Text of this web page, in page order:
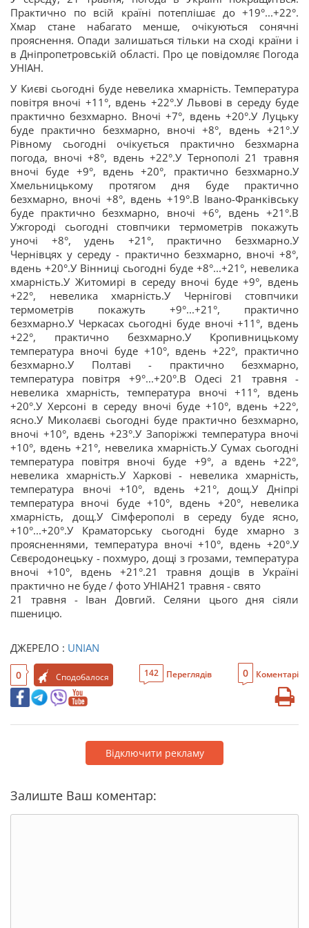
Практично по всій країні потеплішає до +19°...+22°.
Хмар стане набагато менше, очікуються сонячні
прояснення. Опади залишаться тільки на сході країни і
в Дніпропетровській області. Про це повідомляє Погода
УНІАН.
У Києві сьогодні буде невелика хмарність. Температура
повітря вночі +11°, вдень +22°.У Львові в середу буде
практично безхмарно. Вночі +7°, вдень +20°.У Луцьку
буде практично безхмарно, вночі +8°, вдень +21°.У
Рівному сьогодні очікується практично безхмарна
погода, вночі +8°, вдень +22°.У Тернополі 21 травня
вночі буде +9°, вдень +20°, практично безхмарно.У
Хмельницькому протягом дня буде практично
безхмарно, вночі +8°, вдень +19°.В Івано-Франківську
буде практично безхмарно, вночі +6°, вдень +21°.В
Ужгороді сьогодні стовпчики термометрів покажуть
уночі +8°, удень +21°, практично безхмарно.У
Чернівцях у середу - практично безхмарно, вночі +8°,
вдень +20°.У Вінниці сьогодні буде +8°...+21°, невелика
хмарність.У Житомирі в середу вночі буде +9°, вдень
+22°, невелика хмарність.У Чернігові стовпчики
термометрів покажуть +9°...+21°, практично
безхмарно.У Черкасах сьогодні буде вночі +11°, вдень
+22°, практично безхмарно.У Кропивницькому
температура вночі буде +10°, вдень +22°, практично
безхмарно.У Полтаві - практично безхмарно,
температура повітря +9°...+20°.В Одесі 21 травня -
невелика хмарність, температура вночі +11°, вдень
+20°.У Херсоні в середу вночі буде +10°, вдень +22°,
ясно.У Миколаєві сьогодні буде практично безхмарно,
вночі +10°, вдень +23°.У Запоріжжі температура вночі
+10°, вдень +21°, невелика хмарність.У Сумах сьогодні
температура повітря вночі буде +9°, а вдень +22°,
невелика хмарність.У Харкові - невелика хмарність,
температура вночі +10°, вдень +21°, дощ.У Дніпрі
температура вночі буде +10°, вдень +20°, невелика
хмарність, дощ.У Сімферополі в середу буде ясно,
+10°...+20°.У Краматорську сьогодні буде хмарно з
проясненнями, температура вночі +10°, вдень +20°.У
Сєвєродонецьку - похмуро, дощі з грозами, температура
вночі +10°, вдень +21°.21 травня дощів в Україні
практично не буде / фото УНІАН21 травня - свято
21 травня - Іван Довгий. Селяни цього дня сіяли
пшеницю.
ДЖЕРЕЛО : UNIAN
0 Сподобалося 142 Переглядів 0 Коментарі
Відключити рекламу
Залиште Ваш коментар: